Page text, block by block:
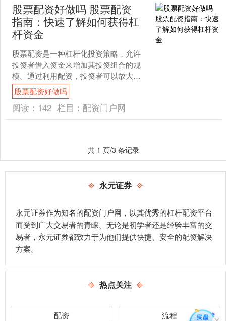
股票配资好做吗 股票配资
指南：快速了解如何获得杠
杆资金
股票配资是一种杠杆化投资策略，允许
投资者借入资金来增加其投资组合的规
模。通过利用配资，投资者可以放大其
潜在收益股票配资好做吗，但同时也会
增加风险。 配资公司向投....
股票配资好做吗
阅读： 142 栏目： 配资门户网
共 1 页/3 条记录
永元证券
永元证券作为知名的配资门户网，以其优秀的杠杆配资平台
而受到广大交易者的青睐。无论是初学者还是经验丰富的交
易者，永元证券都致力于为他们提供快捷、安全的配资解决
方案。
热点关注
配资 流程